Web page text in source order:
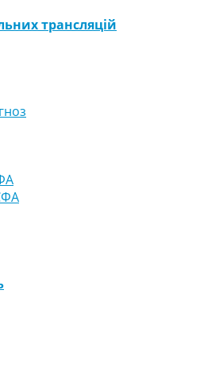
трансляцій